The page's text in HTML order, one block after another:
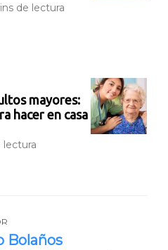
de lectura
mayores:
hacer en casa
lectura
Bolaños